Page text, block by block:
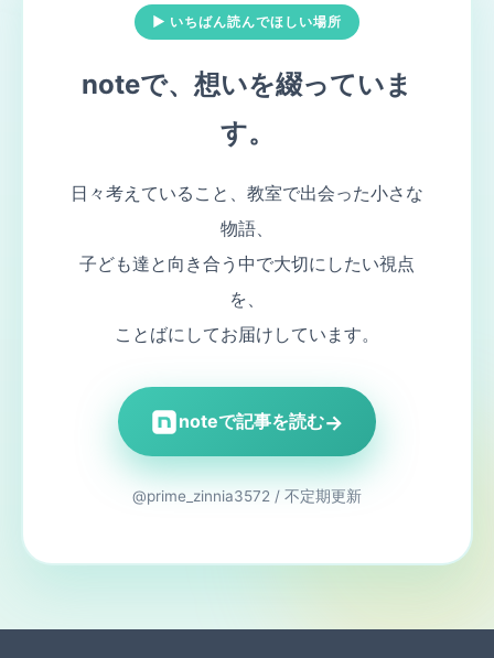
▶ いちばん読んでほしい場所
noteで、想いを綴っていま
す。
日々考えていること、教室で出会った小さな
物語、
子ども達と向き合う中で大切にしたい視点
を、
ことばにしてお届けしています。
noteで記事を読む→
@prime_zinnia3572 / 不定期更新